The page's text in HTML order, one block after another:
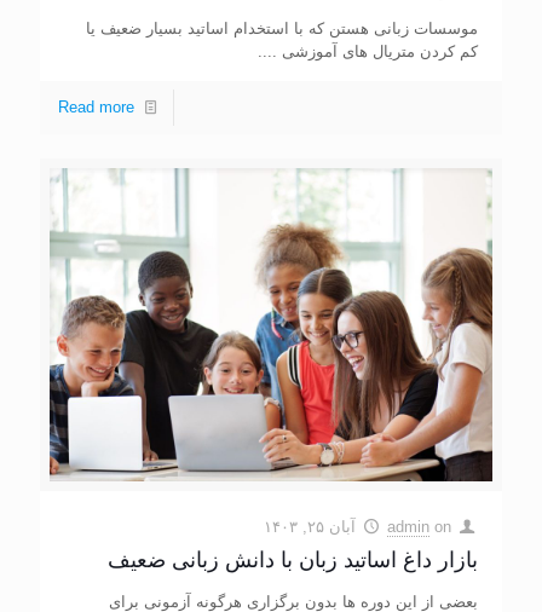
موسسات زبانی هستن که با استخدام اساتید بسیار ضعیف یا
کم کردن متریال های آموزشی ....
Read more
admin on آبان ۲۵, ۱۴۰۳
بازار داغ اساتید زبان با دانش زبانی ضعیف
بعضی از این دوره ها بدون برگزاری هرگونه آزمونی برای